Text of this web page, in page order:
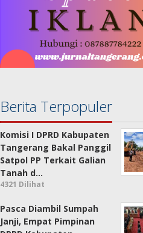
Berita Terpopuler
Komisi I DPRD Kabupaten
Tangerang Bakal Panggil
Satpol PP Terkait Galian
Tanah d…
4321 Dilihat
Pasca Diambil Sumpah
Janji, Empat Pimpinan